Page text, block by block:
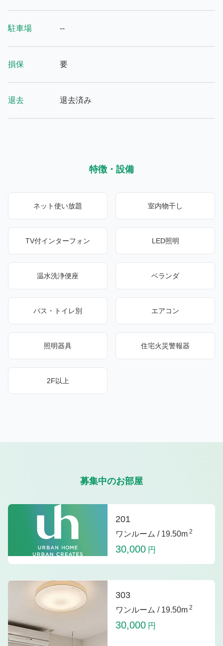
駐車場 --
損保 要
退去 退去済み
特徴・設備
ネット使い放題 室内物干し
TV付インターフォン LED照明
温水洗浄便座 ベランダ
バス・トイレ別 エアコン
照明器具 住宅火災警報器
2F以上
募集中のお部屋
201
ワンルーム / 19.50m 2
30,000 円
303
ワンルーム / 19.50m 2
30,000 円